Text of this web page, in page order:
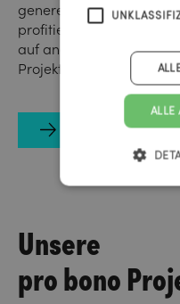
generell Menschen in
profitieren. Heute
auf anderen
Projekte.
Projekte
Unsere
pro bono
ALLE